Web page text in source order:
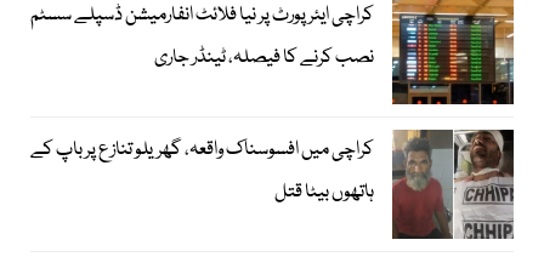
کراچی ایئرپورٹ پر نیا فلائٹ انفارمیشن ڈسپلے سسٹم
نصب کرنے کا فیصلہ، ٹینڈر جاری
کراچی میں افسوسناک واقعہ، گھریلو تنازع پر باپ کے
ہاتھوں بیٹا قتل